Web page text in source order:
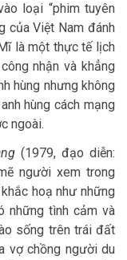
loại “phim tuyên
của Việt Nam đánh
là một thực tế lịch
nhận và khẳng
hùng nhưng không
hùng cách mạng
ngoài.
(1979, đạo diễn:
người xem trong
hoạ như những
những tình cảm và
sống trên trái đất
vợ chồng người du